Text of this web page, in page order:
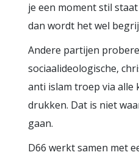
je een moment stil
dan wordt het wel
Andere partijen
sociaalideologische,
anti islam troep via alle
drukken. Dat is niet
gaan.
D66 werkt samen met